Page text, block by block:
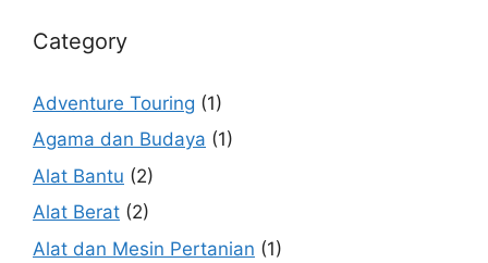
Category
Adventure Touring (1)
Agama dan Budaya (1)
Alat Bantu (2)
Alat Berat (2)
Alat dan Mesin Pertanian (1)